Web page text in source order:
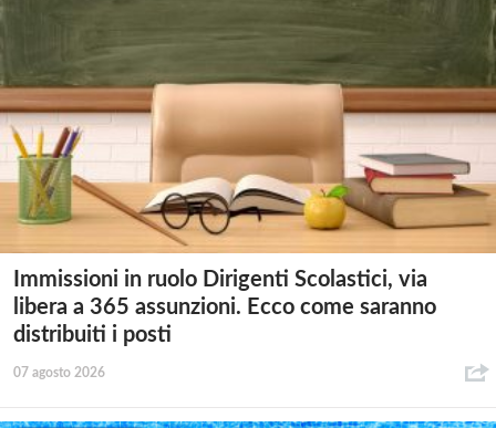
Immissioni in ruolo Dirigenti Scolastici, via
libera a 365 assunzioni. Ecco come saranno
distribuiti i posti
07 agosto 2026